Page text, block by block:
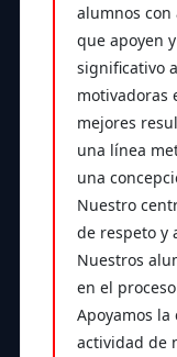
alumnos con
que apoyen
significativo
motivadoras
mejores
una línea
una
Nuestro
de respeto y
Nuestros
en el
Apoyamos
actividad de